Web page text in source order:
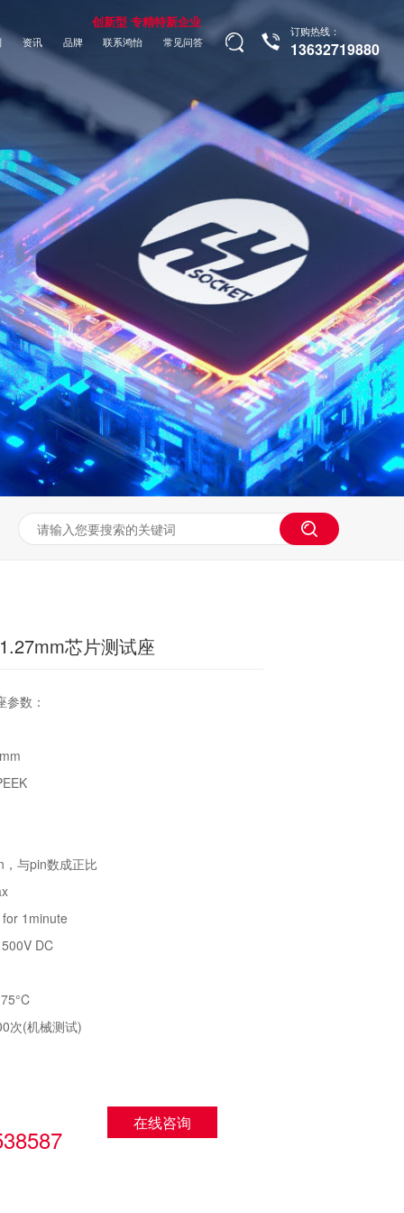
创新型 专精特新企业
订购热线：
13632719880
资讯 品牌 联系鸿怡 常见问答
芯片测试座
数：
与pin数成正比
1minute
DC
次(机械测试)
在线咨询